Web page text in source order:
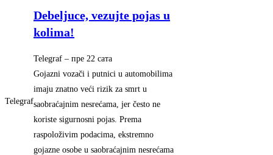
Telegraf
Debeljuce, vezujte pojas u
kolima!
Telegraf – ‎пре 22 сата‎
Gojazni vozači i putnici u automobilima
imaju znatno veći rizik za smrt u
saobraćajnim nesrećama, jer često ne
koriste sigurnosni pojas. Prema
raspoloživim podacima, ekstremno
gojazne osobe u saobraćajnim nesrećama